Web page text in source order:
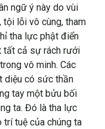
ngữ ý này do vùi
lỗi vô cùng, tham
tha lực phật điển
tất cả sự rách rưới
vô minh. Các
diệu có sức thần
tay một bửu bối
ta. Đó là tha lực
trí tuệ của chúng ta